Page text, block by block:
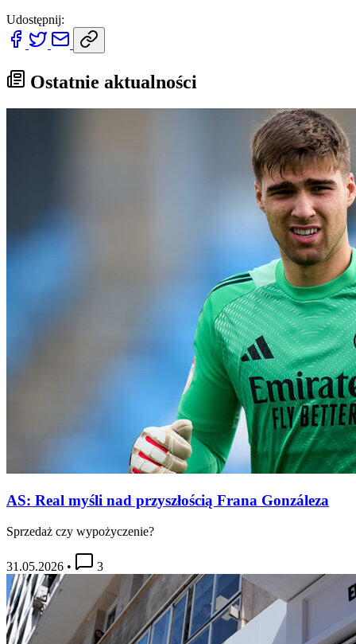
Udostępnij:
Ostatnie aktualności
AS: Real myśli nad przyszłością Frana Gonzáleza
Sprzedaż czy wypożyczenie?
31.05.2026 • 3